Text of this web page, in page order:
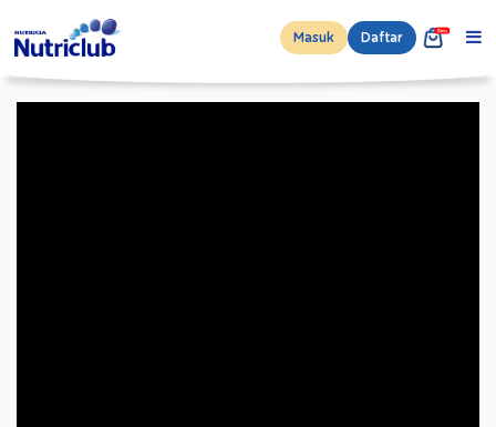
Masuk Daftar